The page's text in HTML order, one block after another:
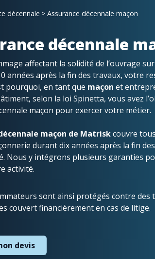
décennale > Assurance décennale maçon
décennale
affectant la solidité de l’ouvrage
années après la fin des travaux, votre
pourquoi, en tant que maçon et
selon la loi Spinetta, vous avez
maçon pour exercer votre métier.
maçon de Matriskcouvre
durant dix années après la fin
Nous y intégrons plusieurs garanties
activité.
sont ainsi protégés contre des
couvert financièrement en cas de litige.
devis